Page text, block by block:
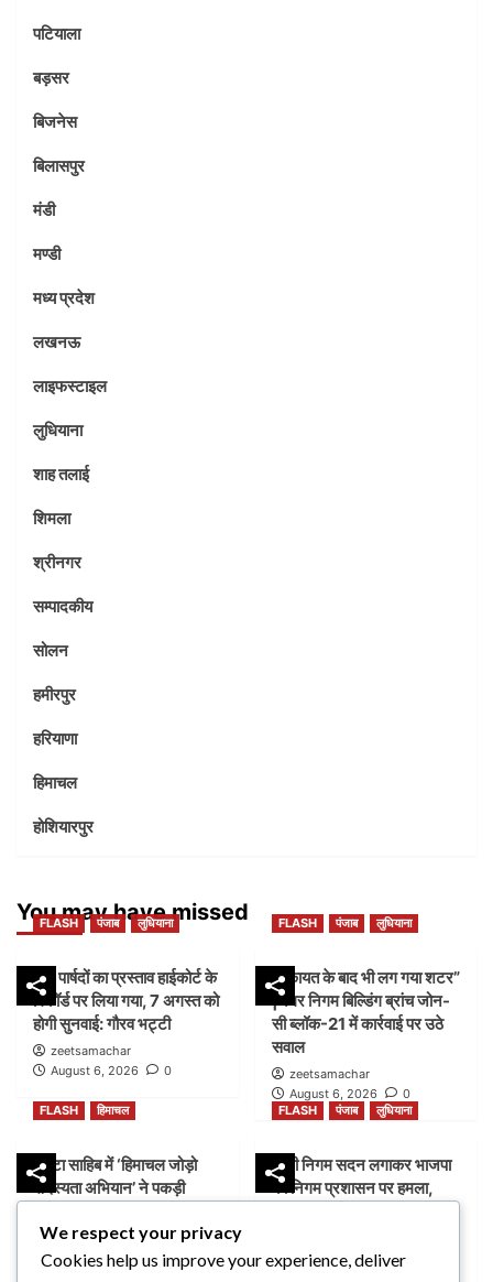
पटियाला
बड़सर
बिजनेस
बिलासपुर
मंडी
मण्डी
मध्य प्रदेश
लखनऊ
लाइफस्टाइल
लुधियाना
शाह तलाई
शिमला
श्रीनगर
सम्पादकीय
सोलन
हमीरपुर
हरियाणा
हिमाचल
होशियारपुर
You may have missed
FLASH पंजाब लुधियाना
45 पार्षदों का प्रस्ताव हाईकोर्ट के
रिकॉर्ड पर लिया गया, 7 अगस्त को
होगी सुनवाई: गौरव भट्टी
zeetsamachar
August 6, 2026
0
FLASH पंजाब लुधियाना
शिकायत के बाद भी लग गया शटर”
|नगर निगम बिल्डिंग ब्रांच जोन-
सी ब्लॉक-21 में कार्रवाई पर उठे
सवाल
zeetsamachar
August 6, 2026
0
FLASH
हिमाचल
पांवटा साहिब में ‘हिमाचल जोड़ो
सदस्यता अभियान’ ने पकड़ी
की अपील
zeetsamachar1
FLASH पंजाब लुधियाना
डम्मी निगम सदन लगाकर भाजपा
का निगम प्रशासन पर हमला,
zeetsamachar
We respect your privacy
Cookies help us improve your experience, deliver